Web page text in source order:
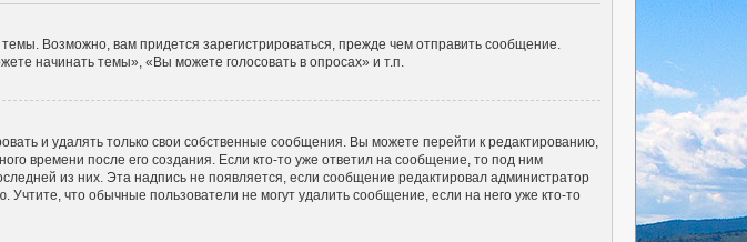
Возможно, вам придется зарегистрироваться, прежде чем отправить сообщение.
начинать темы», «Вы можете голосовать в опросах» и т.п.
и удалять только свои собственные сообщения. Вы можете перейти к редактированию,
времени после его создания. Если кто-то уже ответил на сообщение, то под ним
из них. Эта надпись не появляется, если сообщение редактировал администратор
что обычные пользователи не могут удалить сообщение, если на него уже кто-то